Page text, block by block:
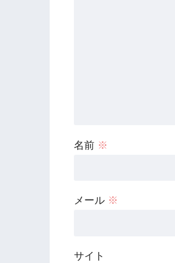
名前 ※
メール ※
サイト